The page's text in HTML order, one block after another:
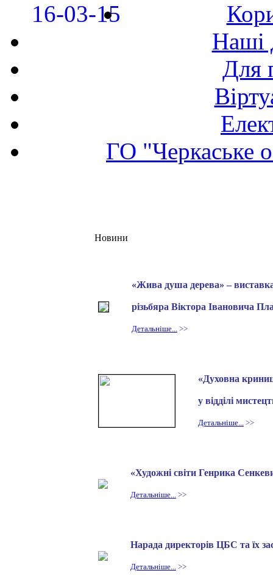
Наші
Для
ГО "Черкаське
Новини
«Жива душа дерева» –
різьбяра Віктора Івановича
Детальніше...>>
«Духовна
у відділі
Детальніше...>>
«Художні світи Генрика
Детальніше...>>
Нарада директорів ЦБС та їх
Детальніше...>>